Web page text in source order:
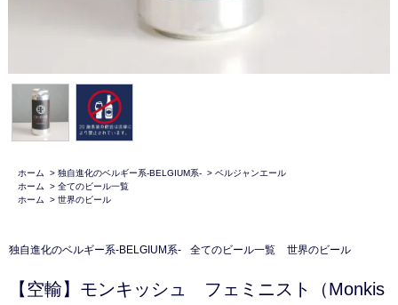
ホーム > 独自進化のベルギー系-BELGIUM系- > ベルジャンエール
ホーム
> 全てのビール一覧
ホーム
> 世界のビール
独自進化のベルギー系-BELGIUM系- 全てのビール一覧 世界のビール
【空輸】モンキッシュ フェミニスト（Monkis